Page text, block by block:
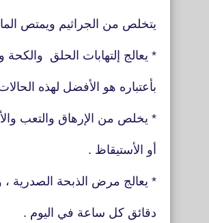
يتخلص من الجراثيم ويمتص
* يعالج إلتهابات الحلق
بأعتباره هو الأفضل لهذه
* يخلص من الإرهاق والتعب
أو الأستيقاظ .
* يعالج مرض الذبحة الصدرية
دقائق كل ساعة في اليوم .